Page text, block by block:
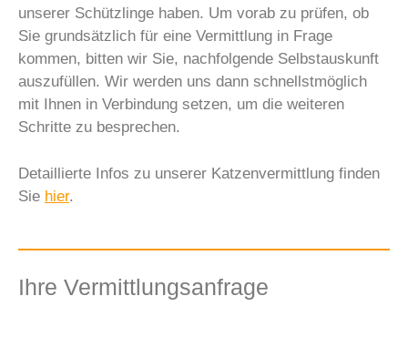
unserer Schützlinge haben. Um vorab zu prüfen, ob
Sie grundsätzlich für eine Vermittlung in Frage
kommen, bitten wir Sie, nachfolgende Selbstauskunft
auszufüllen. Wir werden uns dann schnellstmöglich
mit Ihnen in Verbindung setzen, um die weiteren
Schritte zu besprechen.
Detaillierte Infos zu unserer Katzenvermittlung finden
Sie hier.
Ihre Vermittlungsanfrage